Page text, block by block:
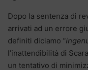
Dopo la sentenza di
arrivati ad un errore
definiti diciamo “
l’inattendibilità di
un tentativo di